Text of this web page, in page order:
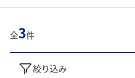
全3件
絞り込み